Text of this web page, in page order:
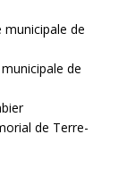
municipale de
de
de Terre-